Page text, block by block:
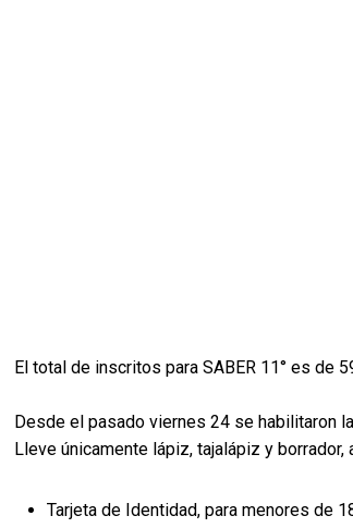
El total de inscritos para SABER 11° es de
Desde el pasado viernes 24 se habilitaron
Lleve únicamente lápiz, tajalápiz y
Tarjeta de Identidad, para menores de